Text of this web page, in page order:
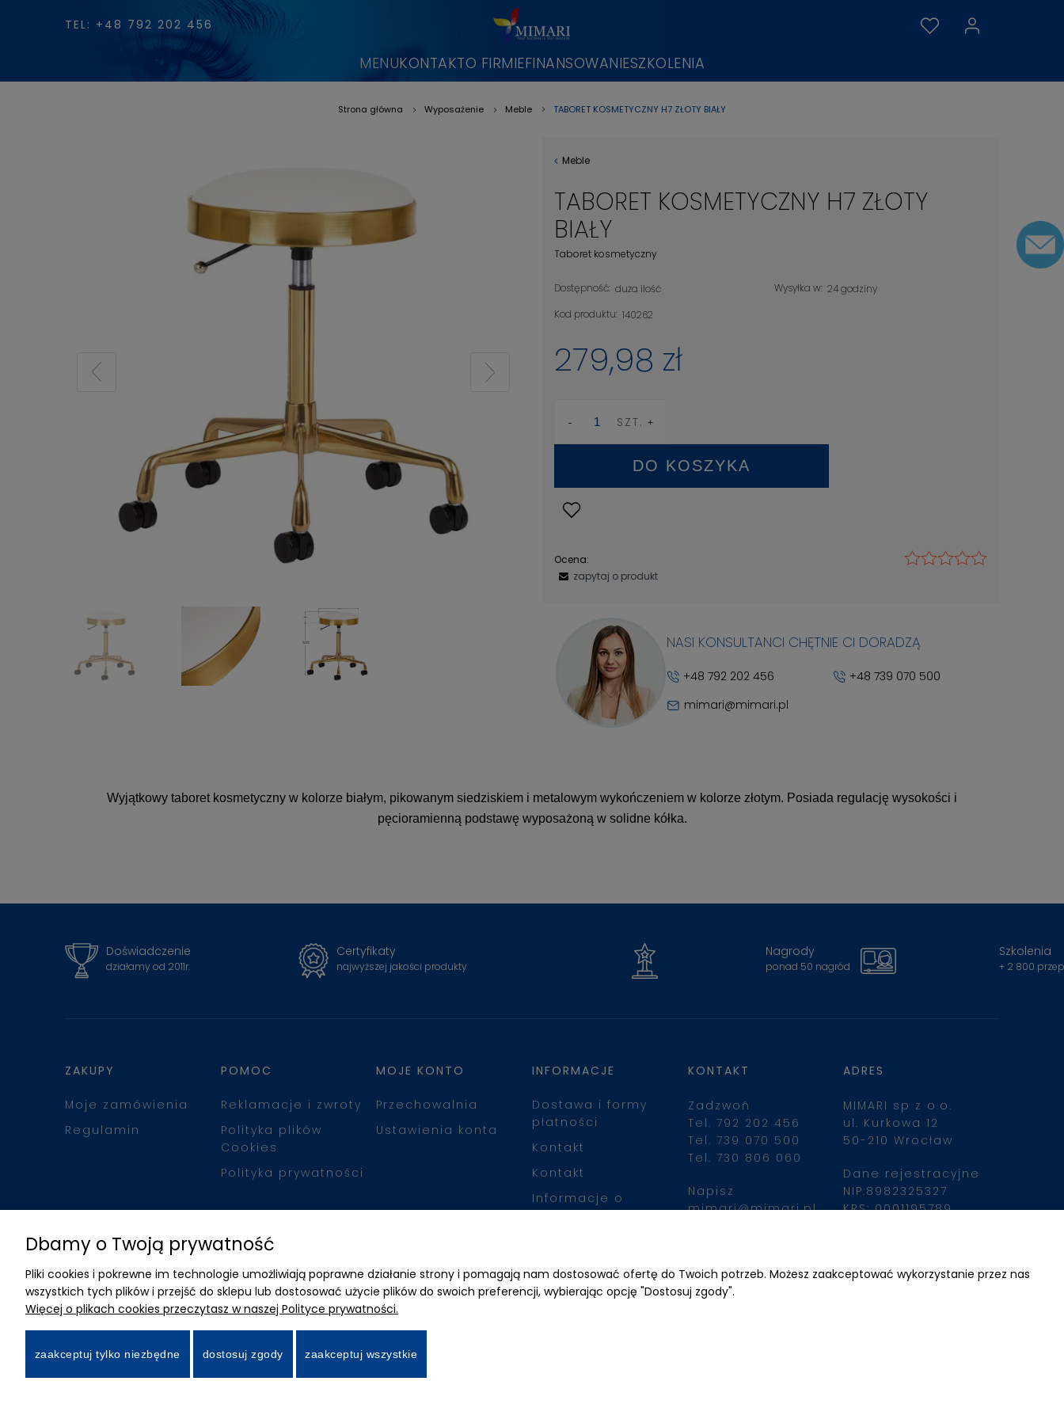
TEL: +48 792 202 456
MENUKONTAKTO FIRMIEFINANSOWANIESZKOLENIA
Strona główna Wyposażenie Meble TABORET KOSMETYCZNY H7 ZŁOTY BIAŁY
Meble
TABORET KOSMETYCZNY H7 ZŁOTY
BIAŁY
Taboret kosmetyczny
Dostępność: duża ilość Wysyłka w: 24 godziny
Kod produktu: 140262
279,98 zł
SZT.
DO KOSZYKA
Ocena:
zapytaj o produkt
NASI KONSULTANCI CHĘTNIE CI DORADZĄ
+48 792 202 456
+48 739 070 500
mimari@mimari.pl
Wyjątkowy taboret kosmetyczny w kolorze białym, pikowanym siedziskiem i metalowym wykończeniem w kolorze złotym. Posiada regulację wysokości i
pęcioramienną podstawę wyposażoną w solidne kółka.
Doświadczenie
działamy od 2011r.
Certyfikaty
najwyższej jakości produkty
Nagrody
ponad 50 nagród
Szkolenia
+ 2 800
ZAKUPY
Moje zamówienia
Regulamin
POMOC
Reklamacje i zwroty
Polityka plików
Cookies
Polityka prywatności
MOJE KONTO
Przechowalnia
Ustawienia konta
INFORMACJE
Dostawa i formy
płatności
Kontakt
Kontakt
Informacje o
KONTAKT
Zadzwoń
Tel. 792 202 456
Tel. 739 070 500
Tel. 730 806 060
Napisz
mimari@mimari.pl
ADRES
MIMARI sp z o.o.
ul. Kurkowa 12
50-210 Wrocław
Dane rejestracyjne
NIP:8982325327
KRS: 0001195789
Dbamy o Twoją prywatność
Pliki cookies i pokrewne im technologie umożliwiają poprawne działanie strony i pomagają nam dostosować ofertę do Twoich potrzeb. Możesz zaakceptować wykorzystanie przez nas
wszystkich tych plików i przejść do sklepu lub dostosować użycie plików do swoich preferencji, wybierając opcję "Dostosuj zgody".
Więcej o plikach cookies przeczytasz w naszej Polityce prywatności.
zaakceptuj tylko niezbędne dostosuj zgody zaakceptuj wszystkie